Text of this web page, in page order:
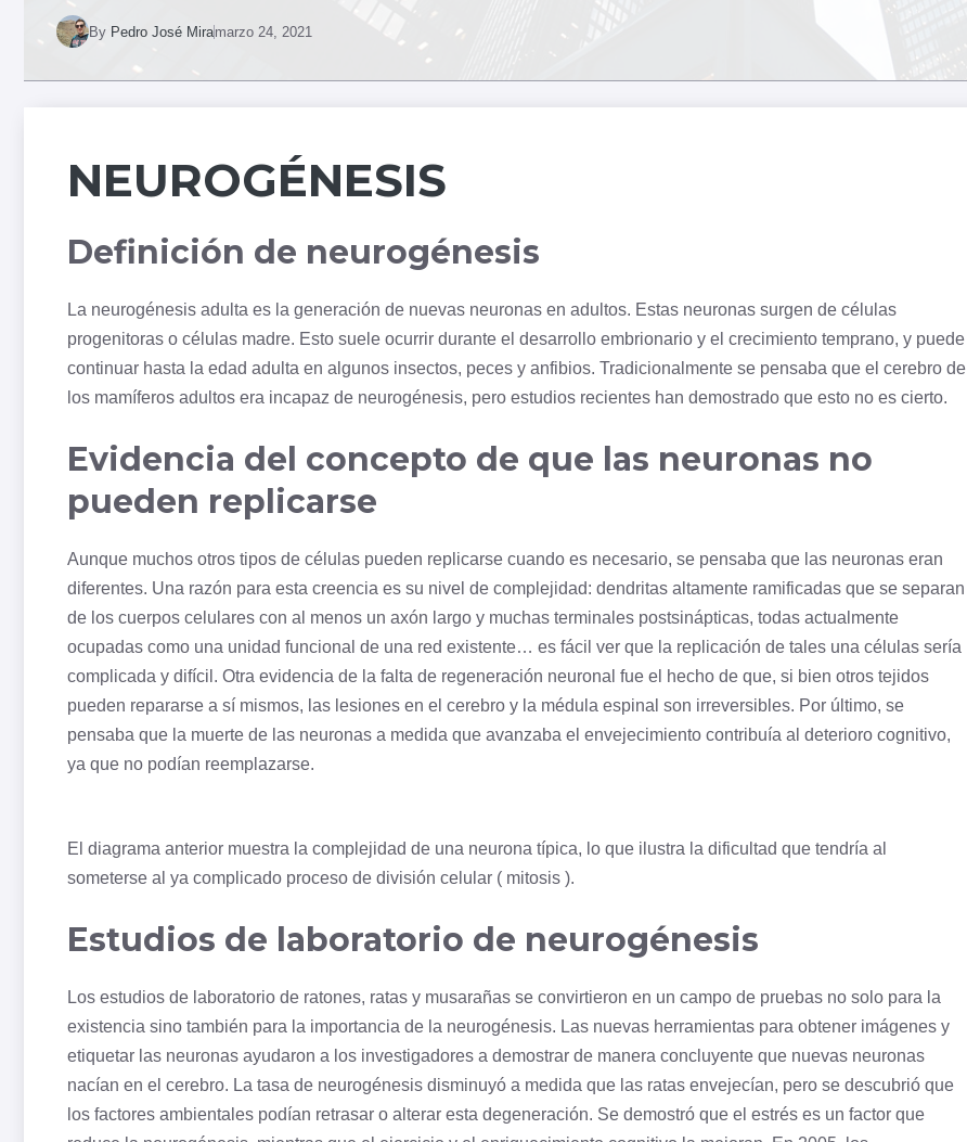
By Pedro José Miramarzo 24, 2021
NEUROGÉNESIS
Definición de neurogénesis
La neurogénesis adulta es la generación de nuevas neuronas en adultos. Estas neuronas surgen de células
progenitoras o células madre. Esto suele ocurrir durante el desarrollo embrionario y el crecimiento temprano, y puede
continuar hasta la edad adulta en algunos insectos, peces y anfibios. Tradicionalmente se pensaba que el cerebro de
los mamíferos adultos era incapaz de neurogénesis, pero estudios recientes han demostrado que esto no es cierto.
Evidencia del concepto de que las neuronas no
pueden replicarse
Aunque muchos otros tipos de células pueden replicarse cuando es necesario, se pensaba que las neuronas eran
diferentes. Una razón para esta creencia es su nivel de complejidad: dendritas altamente ramificadas que se separan
de los cuerpos celulares con al menos un axón largo y muchas terminales postsinápticas, todas actualmente
ocupadas como una unidad funcional de una red existente… es fácil ver que la replicación de tales una células sería
complicada y difícil. Otra evidencia de la falta de regeneración neuronal fue el hecho de que, si bien otros tejidos
pueden repararse a sí mismos, las lesiones en el cerebro y la médula espinal son irreversibles. Por último, se
pensaba que la muerte de las neuronas a medida que avanzaba el envejecimiento contribuía al deterioro cognitivo,
ya que no podían reemplazarse.
El diagrama anterior muestra la complejidad de una neurona típica, lo que ilustra la dificultad que tendría al
someterse al ya complicado proceso de división celular ( mitosis ).
Estudios de laboratorio de neurogénesis
Los estudios de laboratorio de ratones, ratas y musarañas se convirtieron en un campo de pruebas no solo para la
existencia sino también para la importancia de la neurogénesis. Las nuevas herramientas para obtener imágenes y
etiquetar las neuronas ayudaron a los investigadores a demostrar de manera concluyente que nuevas neuronas
nacían en el cerebro. La tasa de neurogénesis disminuyó a medida que las ratas envejecían, pero se descubrió que
los factores ambientales podían retrasar o alterar esta degeneración. Se demostró que el estrés es un factor que